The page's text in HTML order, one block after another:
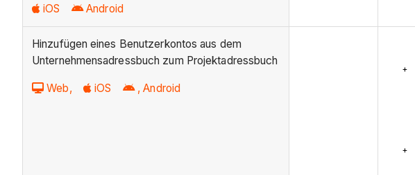
iOS Android
Hinzufügen eines Benutzerkontos aus dem
Unternehmensadressbuch zum Projektadressbuch
Web, iOS , Android